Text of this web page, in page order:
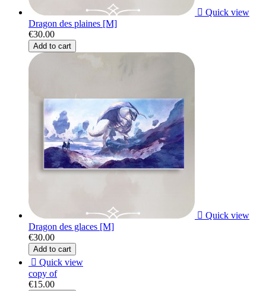
 Quick view
Dragon des plaines [M]
€30.00
Add to cart
 Quick view
Dragon des glaces [M]
€30.00
Add to cart
 Quick view
copy of
€15.00